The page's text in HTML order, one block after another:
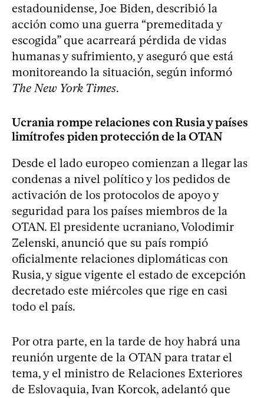
estadounidense, Joe Biden, describió la
acción como una guerra “premeditada y
escogida” que acarreará pérdida de vidas
humanas y sufrimiento, y aseguró que está
monitoreando la situación, según informó
The New York Times.
Ucrania rompe relaciones con Rusia y países
limítrofes piden protección de la OTAN
Desde el lado europeo comienzan a llegar las
condenas a nivel político y los pedidos de
activación de los protocolos de apoyo y
seguridad para los países miembros de la
OTAN. El presidente ucraniano, Volodimir
Zelenski, anunció que su país rompió
oficialmente relaciones diplomáticas con
Rusia, y sigue vigente el estado de excepción
decretado este miércoles que rige en casi
todo el país.
Por otra parte, en la tarde de hoy habrá una
reunión urgente de la OTAN para tratar el
tema, y el ministro de Relaciones Exteriores
de Eslovaquia, Ivan Korcok, adelantó que